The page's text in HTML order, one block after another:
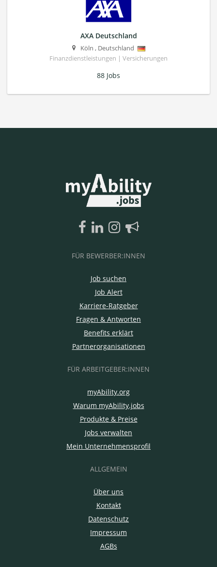
AXA Deutschland
Köln , Deutschland
Finanzdienstleistungen | Versicherungen
88 Jobs
FÜR BEWERBER:INNEN
Job suchen
Job Alert
Karriere-Ratgeber
Fragen & Antworten
Benefits erklärt
Partnerorganisationen
FÜR ARBEITGEBER:INNEN
myAbility.org
Warum myAbility.jobs
Produkte & Preise
Jobs verwalten
Mein Unternehmensprofil
ALLGEMEIN
Über uns
Kontakt
Datenschutz
Impressum
AGBs